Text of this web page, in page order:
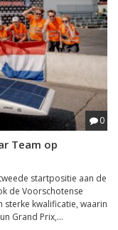
0
Team op
startpositie aan de
de Voorschotense
sterke kwalificatie, waarin
Grand Prix,...